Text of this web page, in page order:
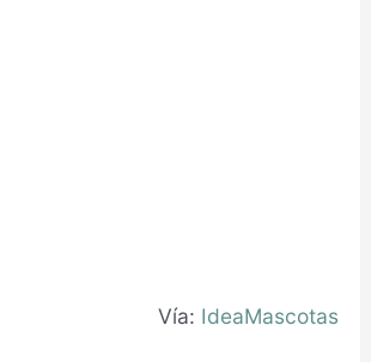
Vía: IdeaMascotas